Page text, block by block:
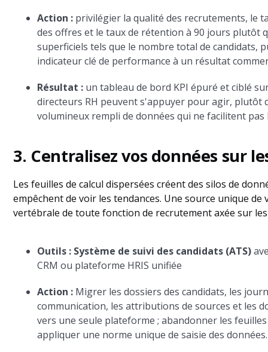
Action : privilégier la qualité des recrutements, le
des offres et le taux de rétention à 90 jours plutôt
superficiels tels que le nombre total de candidats,
indicateur clé de performance à un résultat
Résultat : un tableau de bord KPI épuré et ciblé
directeurs RH peuvent s'appuyer pour agir, plutôt
volumineux rempli de données qui ne facilitent pas
3. Centralisez vos données sur
Les feuilles de calcul dispersées créent des silos de
empêchent de voir les tendances. Une source unique de
vertébrale de toute fonction de recrutement axée sur
Outils : Système de suivi des candidats (ATS)
CRM ou plateforme HRIS unifiée
Action : Migrer les dossiers des candidats, les
communication, les attributions de sources et les
vers une seule plateforme ; abandonner les
appliquer une norme unique de saisie des données.